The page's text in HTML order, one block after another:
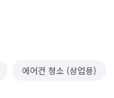
에어컨 청소 (상업용)